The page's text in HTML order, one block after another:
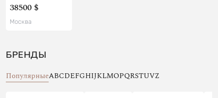
38500 $
Москва
БРЕНДЫ
ПопулярныеABCDEFGHIJKLMOPQRSTUVZ